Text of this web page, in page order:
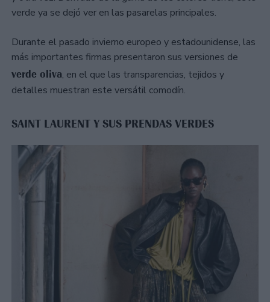
verde ya se dejó ver en las pasarelas principales.
Durante el pasado invierno europeo y estadounidense, las
más importantes firmas presentaron sus versiones de
verde oliva, en el que las transparencias, tejidos y
detalles muestran este versátil comodín.
SAINT LAURENT Y SUS PRENDAS VERDES